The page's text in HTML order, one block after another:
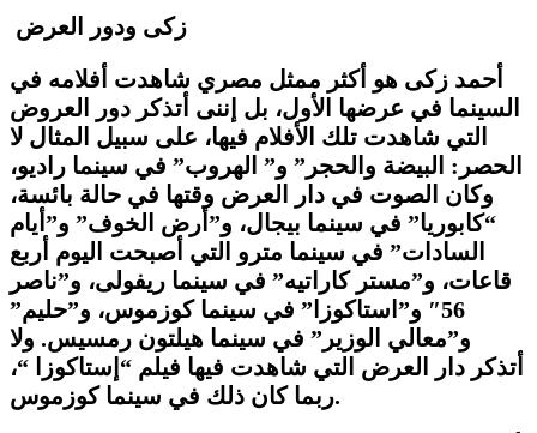
زكى ودور العرض
أحمد زكى هو أكثر ممثل مصري شاهدت أفلامه في
السينما في عرضها الأول، بل إننى أتذكر دور العروض
التي شاهدت تلك الأفلام فيها، على سبيل المثال لا
الحصر: البيضة والحجر” و” الهروب” في سينما راديو،
وكان الصوت في دار العرض وقتها في حالة بائسة،
“كابوريا” في سينما بيجال، و”أرض الخوف” و”أيام
السادات” في سينما مترو التي أصبحت اليوم أربع
قاعات، و”مستر كاراتيه” في سينما ريفولى، و”ناصر
56″ و”استاكوزا” في سينما كوزموس، و”حليم”
و”معالي الوزير” في سينما هيلتون رمسيس. ولا
أتذكر دار العرض التي شاهدت فيها فيلم “إستاكوزا “،
ربما كان ذلك في سينما كوزموس.